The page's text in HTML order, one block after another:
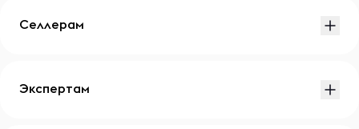
Селлерам
Экспертам